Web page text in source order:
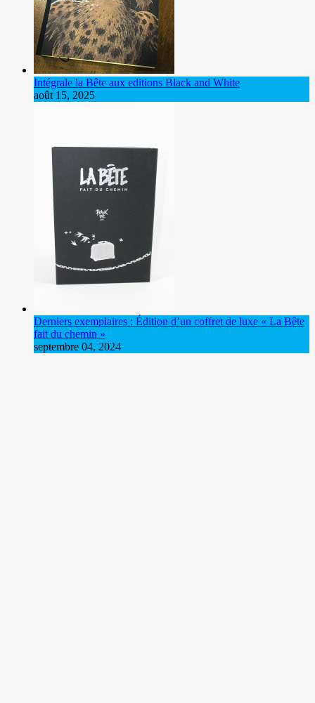
Intégrale la Bête aux editions Black and White
août 15, 2025
Derniers exemplaires : Édition d’un coffret de luxe « La Bête
fait du chemin »
septembre 04, 2024